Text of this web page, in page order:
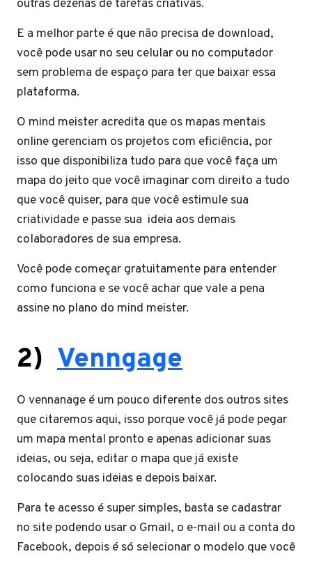
outras dezenas de tarefas criativas.
E a melhor parte é que não precisa de download,
você pode usar no seu celular ou no computador
sem problema de espaço para ter que baixar essa
plataforma.
O mind meister acredita que os mapas mentais
online gerenciam os projetos com eficiência, por
isso que disponibiliza tudo para que você faça um
mapa do jeito que você imaginar com direito a tudo
que você quiser, para que você estimule sua
criatividade e passe sua ideia aos demais
colaboradores de sua empresa.
Você pode começar gratuitamente para entender
como funciona e se você achar que vale a pena
assine no plano do mind meister.
2) Venngage
O vennanage é um pouco diferente dos outros sites
que citaremos aqui, isso porque você já pode pegar
um mapa mental pronto e apenas adicionar suas
ideias, ou seja, editar o mapa que já existe
colocando suas ideias e depois baixar.
Para te acesso é super simples, basta se cadastrar
no site podendo usar o Gmail, o e-mail ou a conta do
Facebook, depois é só selecionar o modelo que você